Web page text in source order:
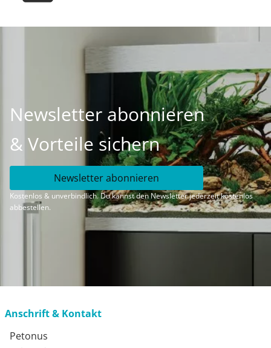
Newsletter abonnieren
& Vorteile sichern
Newsletter abonnieren
Kostenlos & unverbindlich. Du kannst den Newsletter jederzeit kostenlos
abbestellen.
Anschrift & Kontakt
Petonus